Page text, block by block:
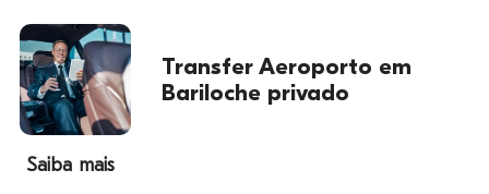
Transfer Aeroporto em
Bariloche privado
Saiba mais